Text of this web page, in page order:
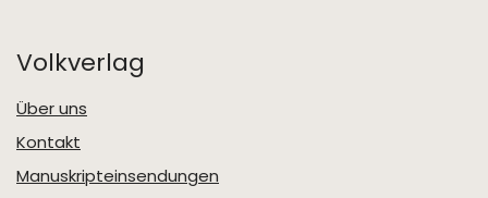
Volkverlag
Über uns
Kontakt
Manuskripteinsendungen